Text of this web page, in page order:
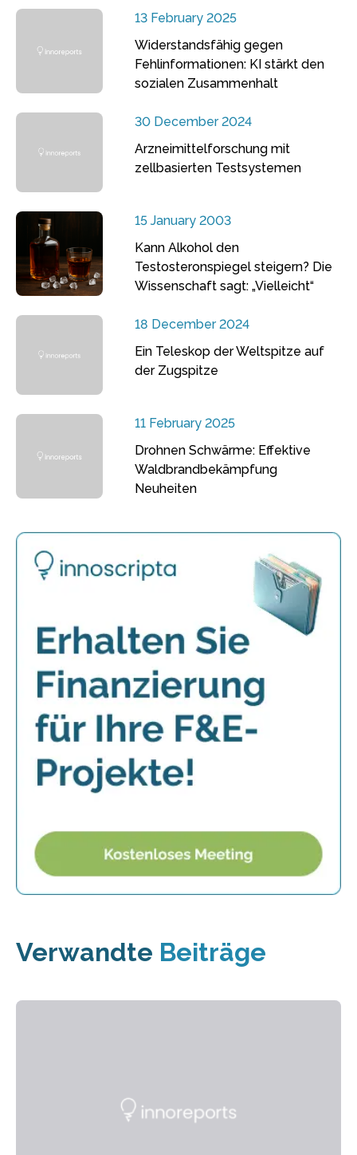
13 February 2025
Widerstandsfähig gegen
Fehlinformationen: KI stärkt den
sozialen Zusammenhalt
30 December 2024
Arzneimittelforschung mit
zellbasierten Testsystemen
15 January 2003
Kann Alkohol den
Testosteronspiegel steigern? Die
Wissenschaft sagt: „Vielleicht“
18 December 2024
Ein Teleskop der Weltspitze auf
der Zugspitze
11 February 2025
Drohnen Schwärme: Effektive
Waldbrandbekämpfung
Neuheiten
Verwandte Beiträge